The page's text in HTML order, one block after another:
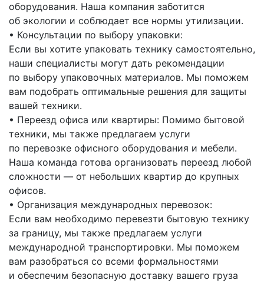
оборудования. Наша компания заботится
об экологии и соблюдает все нормы утилизации.
• Консультации по выбору упаковки:
Если вы хотите упаковать технику самостоятельно,
наши специалисты могут дать рекомендации
по выбору упаковочных материалов. Мы поможем
вам подобрать оптимальные решения для защиты
вашей техники.
• Переезд офиса или квартиры: Помимо бытовой
техники, мы также предлагаем услуги
по перевозке офисного оборудования и мебели.
Наша команда готова организовать переезд любой
сложности — от небольших квартир до крупных
офисов.
• Организация международных перевозок:
Если вам необходимо перевезти бытовую технику
за границу, мы также предлагаем услуги
международной транспортировки. Мы поможем
вам разобраться со всеми формальностями
и обеспечим безопасную доставку вашего груза